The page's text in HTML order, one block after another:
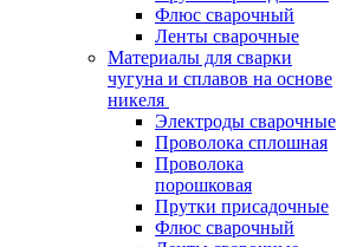
Флюс сварочный
Ленты сварочные
Материалы для сварки
чугуна и сплавов на основе
никеля
Электроды сварочные
Проволока сплошная
Проволока
порошковая
Прутки присадочные
Флюс сварочный